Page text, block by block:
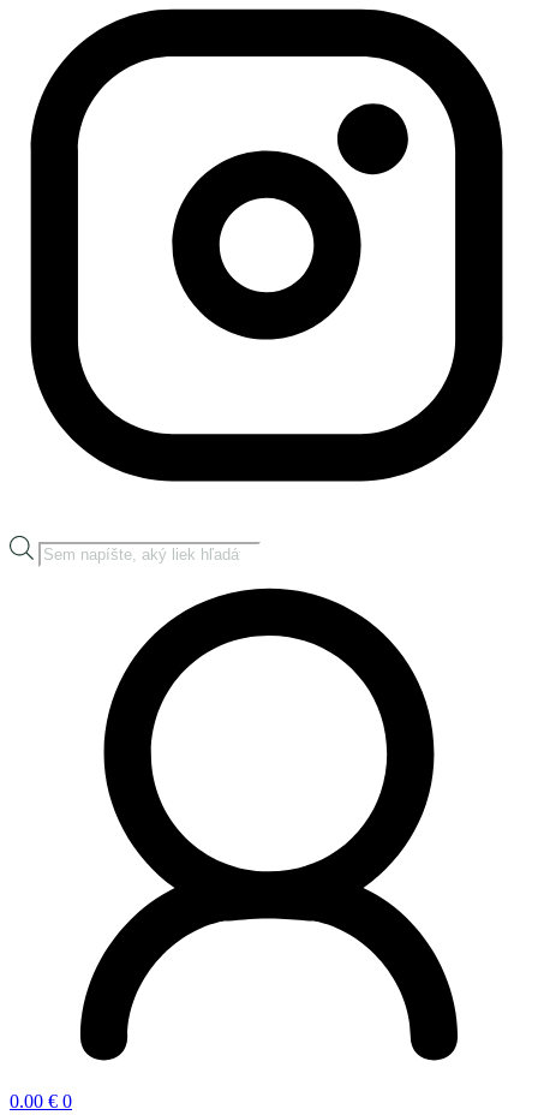
Products
search
0.00 € 0